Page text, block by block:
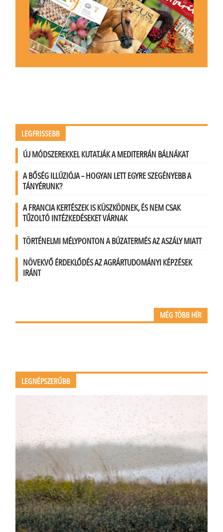
LEGFRISSEBB
ÚJ MÓDSZEREKKEL KUTATJÁK A MEDITERRÁN BÁLNÁKAT
A BŐSÉG ILLÚZIÓJA – HOGYAN LETT EGYRE SZEGÉNYEBB A
TÁNYÉRUNK?
A FRANCIA KERTÉSZEK IS KÜSZKÖDNEK, ÉS NEM CSAK
TŰZOLTÓ INTÉZKEDÉSEKET VÁRNAK
TÖRTÉNELMI MÉLYPONTON A BÚZATERMÉS AZ ASZÁLY MIATT
NÖVEKVŐ ÉRDEKLŐDÉS AZ AGRÁRTUDOMÁNYI KÉPZÉSEK
IRÁNT
MÉG TÖBB HÍR
LEGNÉPSZERŰBB